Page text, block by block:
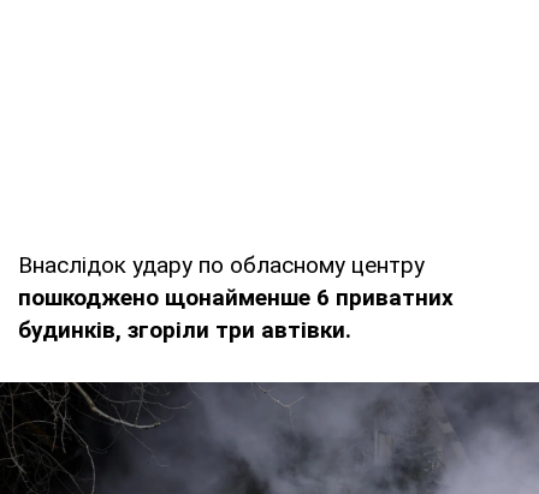
Внаслідок удару по обласному центру
пошкоджено щонайменше 6 приватних
будинків, згоріли три автівки.